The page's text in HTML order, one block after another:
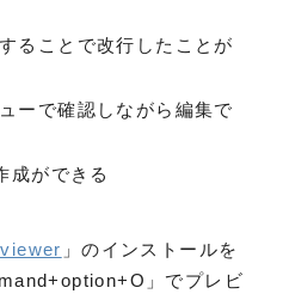
ることで改行したことが
ーで確認しながら編集で
成ができる
」のインストールを
」でプレビ